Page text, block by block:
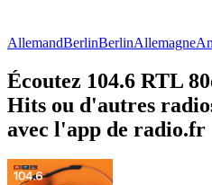
AllemandBerlinBerlinAllemagne
Écoutez 104.6 RTL
Hits ou d'autres
avec l'app de radio.fr